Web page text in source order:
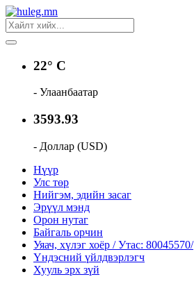
22° C
- Улаанбаатар
3593.93
- Доллар (USD)
Нүүр
Улс төр
Нийгэм, эдийн засаг
Эрүүл мэнд
Орон нутаг
Байгаль орчин
Уяач, хүлэг хоёр / Утас: 80045570/
Үндэсний үйлдвэрлэгч
Хууль эрх зүй